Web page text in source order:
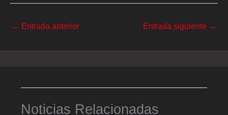
← Entrada anterior Entrada siguiente →
Noticias Relacionadas